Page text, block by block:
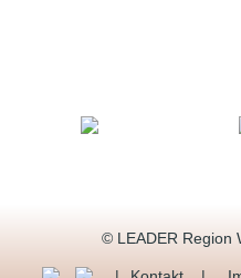
© LEADER Region